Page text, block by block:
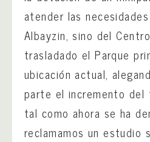
atender las
Albayzin, sino del
trasladado el Parque
ubicación actual,
parte el incremento del
tal como ahora se ha
reclamamos un estudio